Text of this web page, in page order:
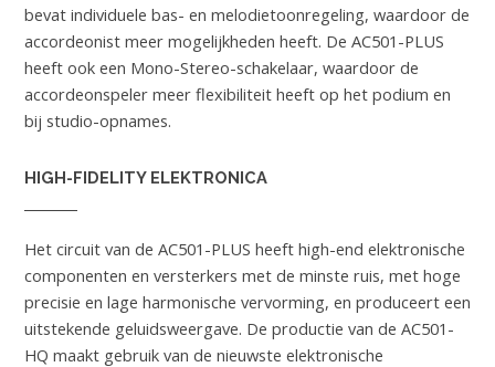
bevat individuele bas- en melodietoonregeling, waardoor de
accordeonist meer mogelijkheden heeft. De AC501-PLUS
heeft ook een Mono-Stereo-schakelaar, waardoor de
accordeonspeler meer flexibiliteit heeft op het podium en
bij studio-opnames.
HIGH-FIDELITY ELEKTRONICA
Het circuit van de AC501-PLUS heeft high-end elektronische
componenten en versterkers met de minste ruis, met hoge
precisie en lage harmonische vervorming, en produceert een
uitstekende geluidsweergave. De productie van de AC501-
HQ maakt gebruik van de nieuwste elektronische